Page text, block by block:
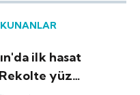
ilk hasat
Rekolte yüz